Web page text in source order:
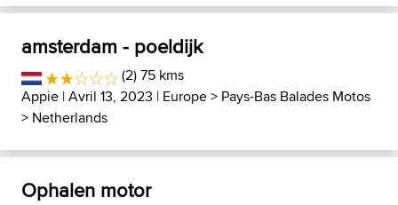
amsterdam - poeldijk
(2) 75 kms
Appie | Avril 13, 2023 | Europe> Pays-Bas Balades Motos
> Netherlands
Ophalen motor